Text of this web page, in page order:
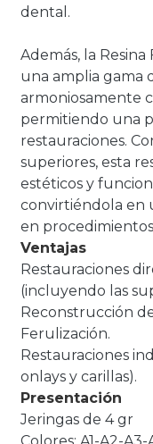
dental.
Además, la
una amplia gama
armoniosamente
permitiendo una
restauraciones.
superiores, esta
estéticos y
convirtiéndola en
en
Ventajas
Restauraciones
(incluyendo las
Reconstrucción
Ferulización.
Restauraciones
onlays y carillas).
Presentación
Jeringas de 4 gr